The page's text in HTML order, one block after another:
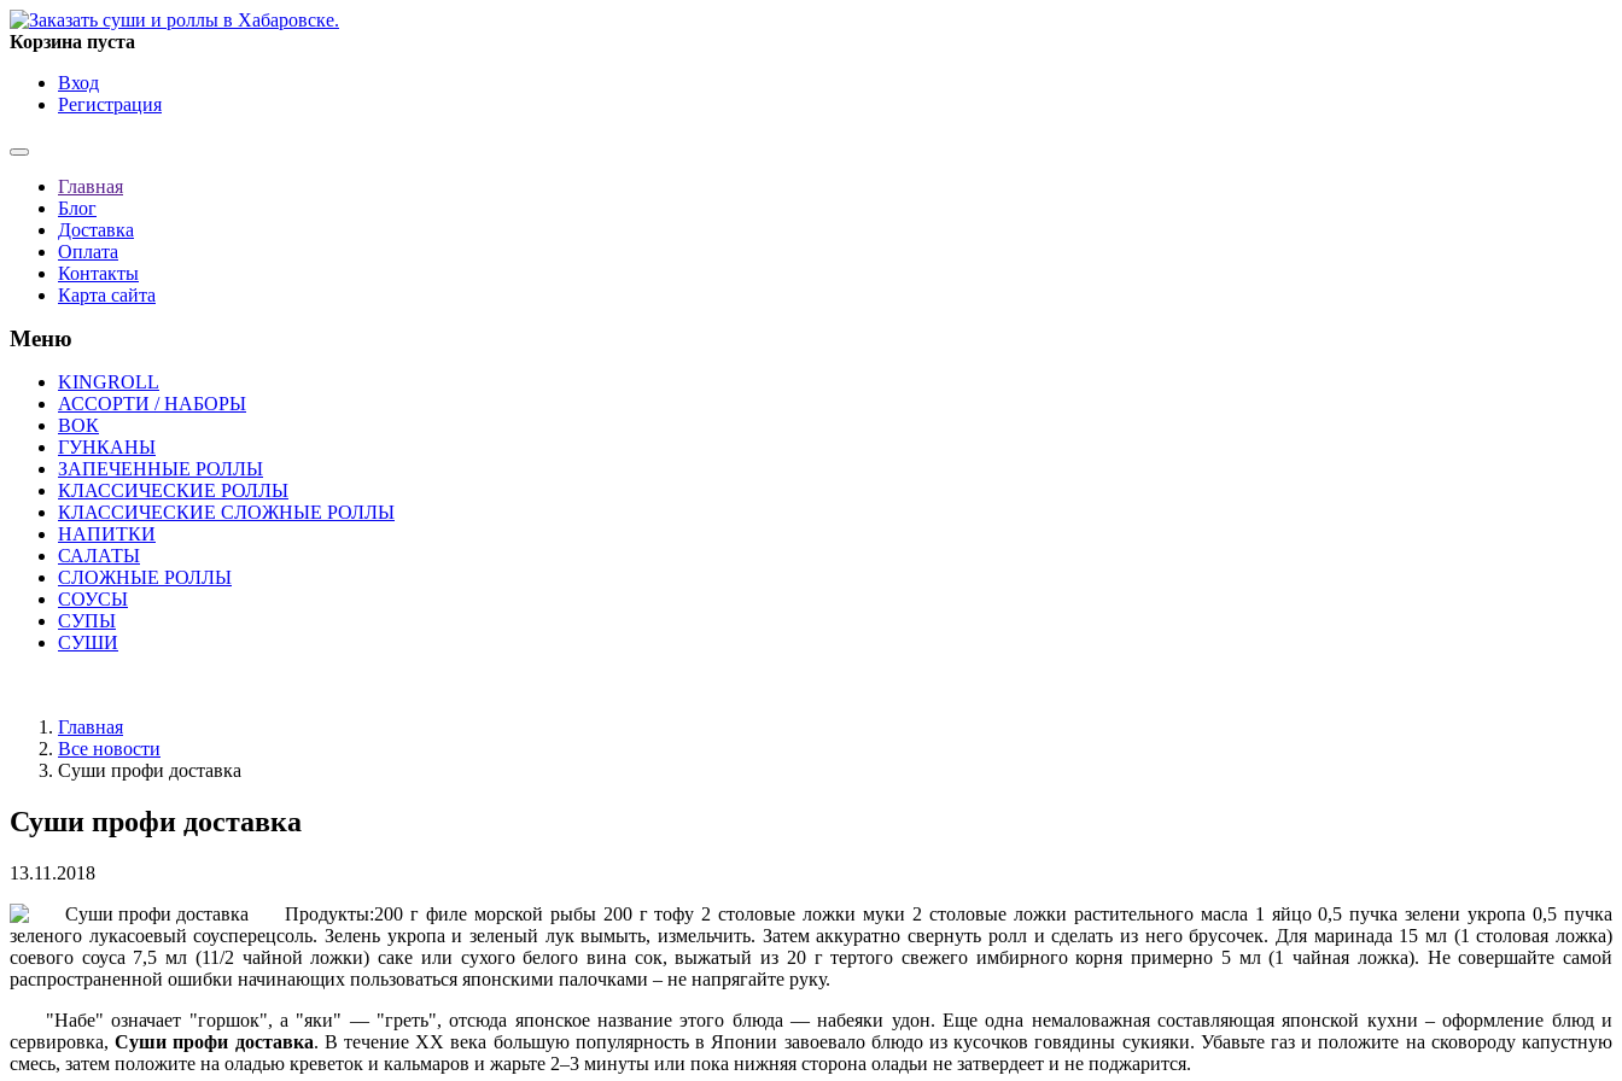
Корзина пуста
Вход
Регистрация
Главная
Блог
Доставка
Оплата
Контакты
Карта сайта
Меню
KINGROLL
АССОРТИ / НАБОРЫ
ВОК
ГУНКАНЫ
ЗАПЕЧЕННЫЕ РОЛЛЫ
КЛАССИЧЕСКИЕ РОЛЛЫ
КЛАССИЧЕСКИЕ СЛОЖНЫЕ РОЛЛЫ
НАПИТКИ
САЛАТЫ
СЛОЖНЫЕ РОЛЛЫ
СОУСЫ
СУПЫ
СУШИ
Главная
Все новости
Суши профи доставка
Суши профи доставка
13.11.2018
Продукты:200 г филе морской рыбы 200 г тофу 2 столовые ложки муки 2 столовые ложки растительного масла 1 яйцо 0,5 пучка зелени укропа 0,5 пучка
зеленого лукасоевый соусперецсоль. Зелень укропа и зеленый лук вымыть, измельчить. Затем аккуратно свернуть ролл и сделать из него брусочек. Для маринада 15 мл (1 столовая ложка)
соевого соуса 7,5 мл (11/2 чайной ложки) саке или сухого белого вина сок, выжатый из 20 г тертого свежего имбирного корня примерно 5 мл (1 чайная ложка). Не совершайте самой
распространенной ошибки начинающих пользоваться японскими палочками – не напрягайте руку.
"Набе" означает "горшок", а "яки" — "греть", отсюда японское название этого блюда — набеяки удон. Еще одна немаловажная составляющая японской кухни – оформление блюд и
сервировка,Суши профи доставка. В течение XX века большую популярность в Японии завоевало блюдо из кусочков говядины сукияки. Убавьте газ и положите на сковороду капустную
смесь, затем положите на оладью креветок и кальмаров и жарьте 2–3 минуты или пока нижняя сторона оладьи не затвердеет и не поджарится.